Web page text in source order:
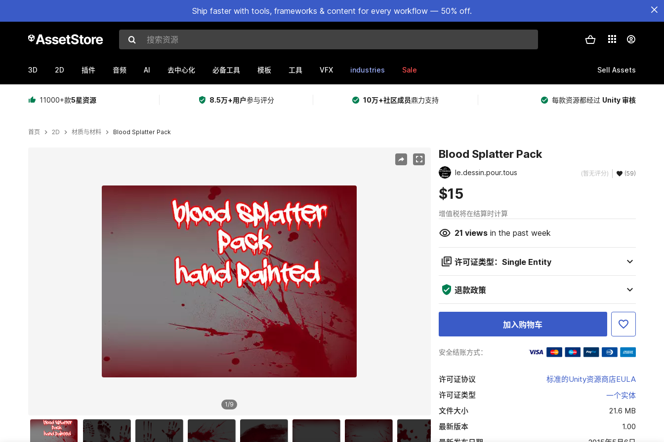
Ship faster with tools, frameworks & content for every workflow — 50% off.
搜索资源
3D 2D 插件 音频 AI 去中心化 必备工具 模板 工具 VFX industries Sale Sell Assets
11000+款5星资源 8.5万+用户参与评分 10万+社区成员鼎力支持 每款资源都经过 Unity 审核
首页 2D 材质与材料 Blood Splatter Pack
1/9
Blood Splatter Pack
le.dessin.pour.tous (暂无评分) (59)
$15
增值税将在结算时计算
21 viewsin the past week
许可证类型：Single Entity
退款政策
加入购物车
安全结账方式：
许可证协议
标准的Unity资源商店EULA
许可证类型
一个实体
文件大小
21.6 MB
最新版本
1.00